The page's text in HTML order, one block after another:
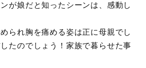
が娘だと知ったシーンは、感動し
られ胸を痛める姿は正に母親でし
たのでしょう！家族で暮らせた事